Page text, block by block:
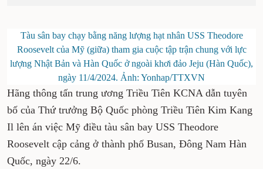
nhiều tên lửa đạn đạo tầm ngắn
Tàu sân bay chạy bằng năng lượng hạt nhân USS
Theodore Roosevelt của Mỹ (giữa) tham gia cuộc tập
trận chung với lực lượng Nhật Bản và Hàn Quốc ở
ngoài khơi đảo Jeju (Hàn Quốc), ngày 11/4/2024. Ảnh:
Yonhap/TTXVN
Hãng thông tấn trung ương Triều Tiên KCNA
dẫn tuyên bố của Thứ trưởng Bộ Quốc phòng